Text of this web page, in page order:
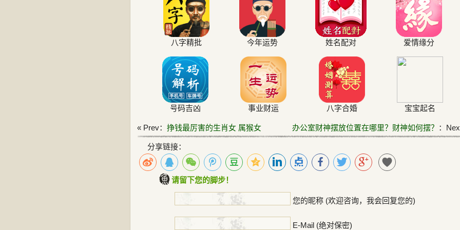
八字精批 今年运势 姓名配对 爱情缘分
号码吉凶 事业财运 八字合婚 宝宝起名
« Prev： 挣钱最厉害的生肖女 属猴女 办公室财神摆放位置在哪里？财神如何摆？ ：
分享链接：
请留下您的脚步！
您的昵称 (欢迎咨询，我会回复您的)
E-Mail (绝对保密)